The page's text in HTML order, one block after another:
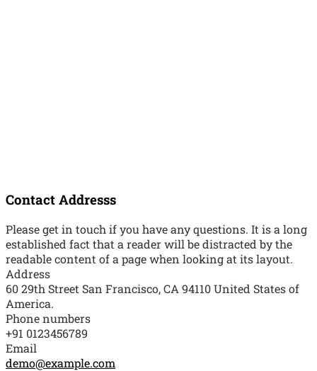
Contact Addresss
Please get in touch if you have any questions. It is a long
established fact that a reader will be distracted by the
readable content of a page when looking at its layout.
Address
60 29th Street San Francisco, CA 94110 United States of
America.
Phone numbers
+91 0123456789
Email
demo@example.com